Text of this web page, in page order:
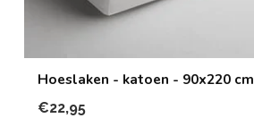
Hoeslaken - katoen - 90x220 cm
€22,95